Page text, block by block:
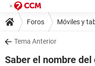
Foros Móviles y
Tema Anterior
Saber el nombre